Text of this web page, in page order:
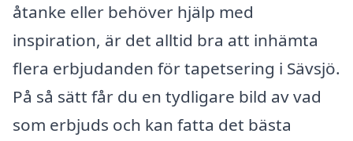
åtanke eller behöver hjälp med
inspiration, är det alltid bra att inhämta
flera erbjudanden för tapetsering i Sävsjö.
På så sätt får du en tydligare bild av vad
som erbjuds och kan fatta det bästa